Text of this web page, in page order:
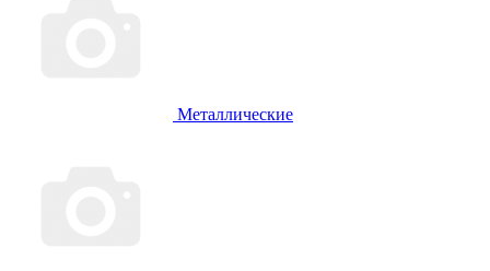
Металлические